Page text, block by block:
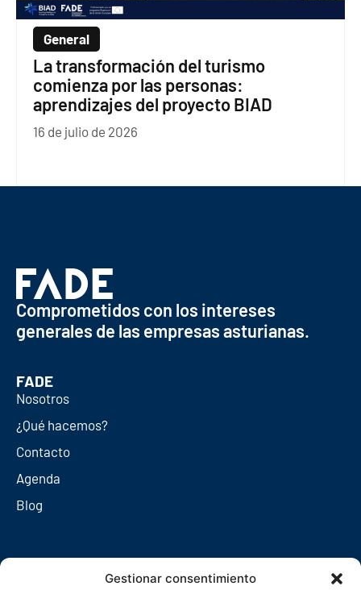
Gestionar consentimiento
General
La transformación del turismo
comienza por las personas:
aprendizajes del proyecto BIAD
16 de julio de 2026
Comprometidos con los intereses
generales de las empresas asturianas.
FADE
Nosotros
¿Qué hacemos?
Contacto
Agenda
Blog
Redes sociales